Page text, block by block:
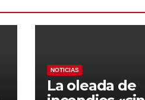
NOTICIAS
La oleada de